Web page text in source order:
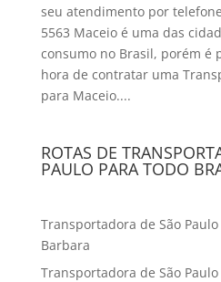
seu atendimento por
5563 Maceio é uma das
consumo no Brasil, porém é
hora de contratar uma
para Maceio....
ROTAS DE
PAULO PARA TODO
Transportadora de São
Barbara
Transportadora de São Paulo